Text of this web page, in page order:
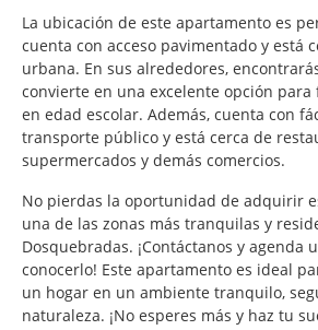
La ubicación de este apartamento es
cuenta con acceso pavimentado y está
urbana. En sus alrededores,
convierte en una excelente opción
en edad escolar. Además, cuenta con
transporte público y está cerca de
supermercados y demás comercios.
No pierdas la oportunidad de adquirir
una de las zonas más tranquilas y
Dosquebradas. ¡Contáctanos y agenda
conocerlo! Este apartamento es ideal
un hogar en un ambiente tranquilo,
naturaleza. ¡No esperes más y haz tu